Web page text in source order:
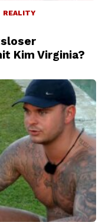
REALITY
Kim Virginia?